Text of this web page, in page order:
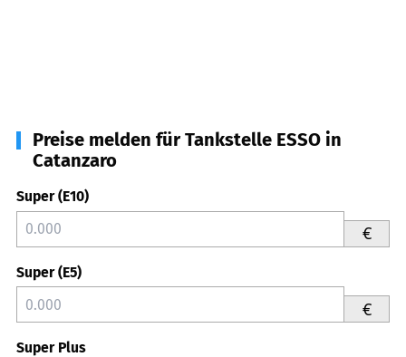
Preise melden für Tankstelle ESSO in
Catanzaro
Super (E10)
€
Super (E5)
€
Super Plus